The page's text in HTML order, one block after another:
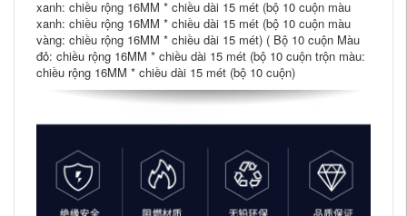
xanh: chiều rộng 16MM * chiều dài 15 mét (bộ 10 cuộn màu
xanh: chiều rộng 16MM * chiều dài 15 mét (bộ 10 cuộn màu
vàng: chiều rộng 16MM * chiều dài 15 mét) ( Bộ 10 cuộn Màu
đỏ: chiều rộng 16MM * chiều dài 15 mét (bộ 10 cuộn trộn màu:
chiều rộng 16MM * chiều dài 15 mét (bộ 10 cuộn)